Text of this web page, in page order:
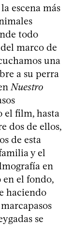
escena más
todo
marco de
una
a su perra
Nuestro
el film, hasta
dos de ellos,
de esta
y el
en
el fondo,
haciendo
se